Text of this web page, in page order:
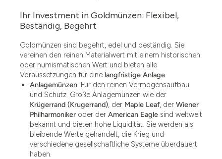
Ihr Investment in Goldmünzen: Flexibel,
Beständig, Begehrt
Goldmünzen sind begehrt, edel und beständig. Sie
vereinen den reinen Materialwert mit einem historischen
oder numismatischen Wert und bieten alle
Voraussetzungen für eine langfristige Anlage.
Anlagemünzen: Für den reinen Vermögensaufbau
und Schutz. Große Anlagemünzen wie der
Krügerrand (Krugerrand), der Maple Leaf, der Wiener
Philharmoniker oder der American Eagle sind weltweit
bekannt und bieten hohe Liquidität. Sie werden als
bleibende Werte gehandelt, die Krieg und
verschiedene gesellschaftliche Systeme überdauert
haben.